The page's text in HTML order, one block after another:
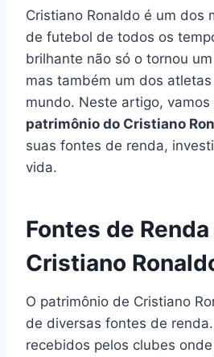
Cristiano Ronaldo é um dos
de futebol de todos os
brilhante não só o tornou
mas também um dos
mundo. Neste artigo, vamos
patrimônio do Cristiano
suas fontes de renda,
vida.
Fontes de
Cristiano
O patrimônio de Cristiano
de diversas fontes de
recebidos pelos clubes